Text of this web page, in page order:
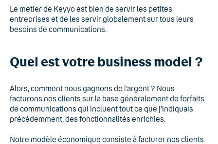
Le métier de Keyyo est bien de servir les petites
entreprises et de les servir globalement sur tous leurs
besoins de communications.
Quel est votre business model ?
Alors, comment nous gagnons de l’argent ? Nous
facturons nos clients sur la base généralement de forfaits
de communications qui incluent tout ce que j’indiquais
précédemment, des fonctionnalités enrichies.
Notre modèle économique consiste à facturer nos clients